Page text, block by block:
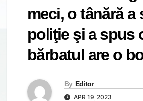
meci, o tânără a
poliţie şi a spus
bărbatul are o
By Editor
APR 19, 2023